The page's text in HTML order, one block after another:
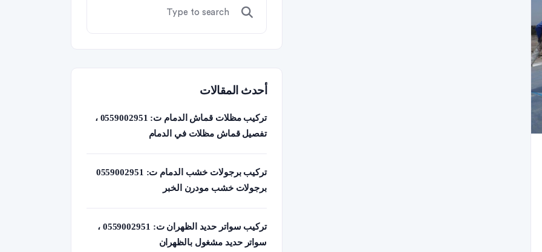
أحدث المقالات
تركيب مظلات قماش الدمام ت: 0559002951 ،
تفصيل قماش مظلات في الدمام
تركيب برجولات خشب الدمام ت: 0559002951
برجولات خشب مودرن الخبر
تركيب سواتر حديد الظهران ت: 0559002951 ،
سواتر حديد مشغول بالظهران